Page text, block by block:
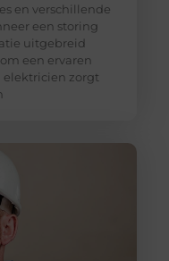
en verschillende
een storing
uitgebreid
een ervaren
elektricien zorgt